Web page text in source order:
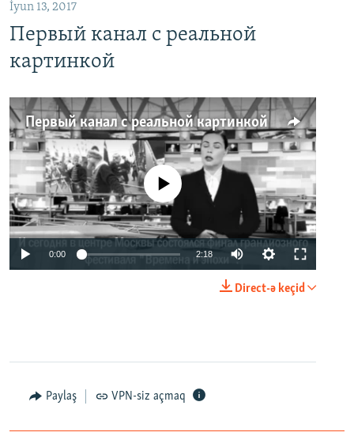
İyun 13, 2017
Первый канал с реальной
картинкой
Первый канал с реальной картинкой
No media source currently available
0:00 2:18
Direct-ə keçid
Paylaş VPN-siz açmaq